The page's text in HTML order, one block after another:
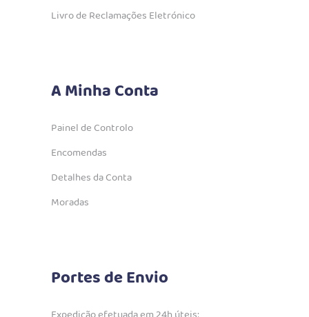
Livro de Reclamações Eletrónico
A Minha Conta
Painel de Controlo
Encomendas
Detalhes da Conta
Moradas
Portes de Envio